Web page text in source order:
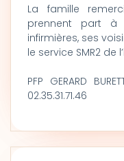
La famille
prennent part à
infirmières, ses
le service SMR2 de
PFP GERARD
02.35.31.71.46